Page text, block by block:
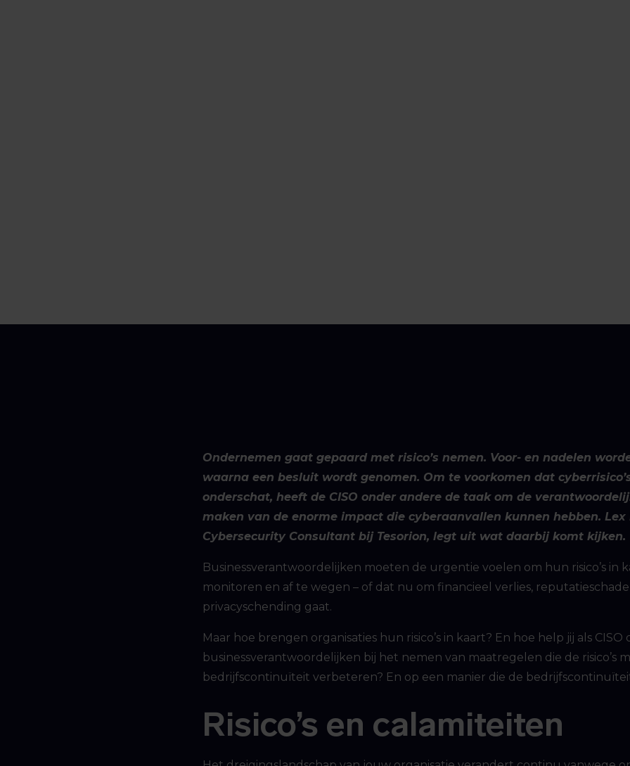
Ondernemen gaat gepaard met risico’s nemen. Voor- en nadelen
waarna een besluit wordt genomen. Om te voorkomen dat
onderschat, heeft de CISO onder andere de taak om de
maken van de enorme impact die cyberaanvallen kunnen hebben. Lex
Cybersecurity Consultant bij Tesorion, legt uit wat daarbij komt kijken.
Businessverantwoordelijken moeten de urgentie voelen om hun risico’s in
monitoren en af te wegen – of dat nu om financieel verlies,
privacyschending gaat.
Maar hoe brengen organisaties hun risico’s in kaart? En hoe help jij als CISO
businessverantwoordelijken bij het nemen van maatregelen die de risico’s
bedrijfscontinuïteit verbeteren? En op een manier die de
Risico’s en calamiteiten